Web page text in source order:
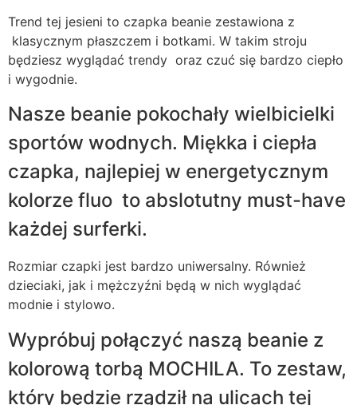
Trend tej jesieni to czapka beanie zestawiona z
klasycznym płaszczem i botkami. W takim stroju
będziesz wyglądać trendy oraz czuć się bardzo ciepło
i wygodnie.
Nasze beanie pokochały wielbicielki
sportów wodnych. Miękka i ciepła
czapka, najlepiej w energetycznym
kolorze fluo to abslotutny must-have
każdej surferki.
Rozmiar czapki jest bardzo uniwersalny. Również
dzieciaki, jak i mężczyźni będą w nich wyglądać
modnie i stylowo.
Wypróbuj połączyć naszą beanie z
kolorową torbą MOCHILA. To zestaw,
który będzie rządził na ulicach tej